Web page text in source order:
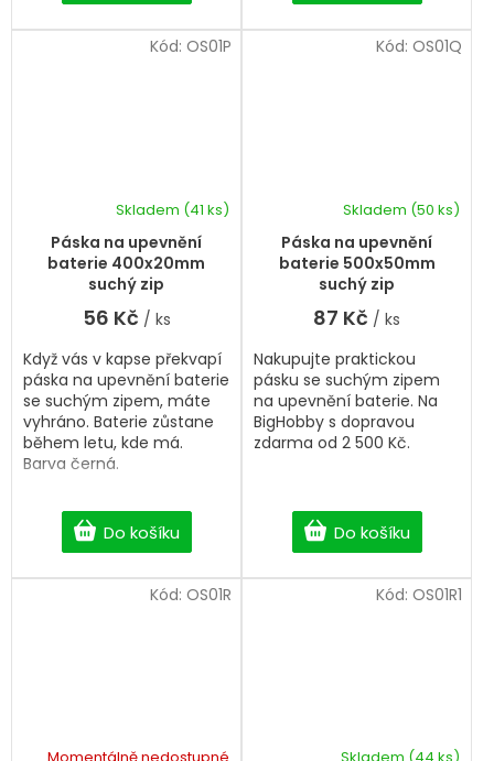
Páska na upevnění
baterie 400x20mm
suchý zip
Skladem (41 ks)
56 Kč / ks
Do košíku
Když vás v kapse překvapí
páska na upevnění baterie
se suchým zipem, máte
vyhráno. Baterie zůstane
během letu, kde má.
Barva černá.
Kód: OS01P
Páska na upevnění
baterie 500x50mm
suchý zip
Skladem (50 ks)
87 Kč / ks
Do košíku
Nakupujte praktickou
pásku se suchým zipem
na upevnění baterie. Na
BigHobby s dopravou
zdarma od 2 500 Kč.
Kód: OS01Q
Kód: OS01R Kód: OS01R1